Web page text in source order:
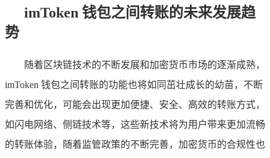
imToken 钱包之间转账的未来发展趋
势
随着区块链技术的不断发展和加密货币市场的逐渐成熟，
imToken 钱包之间转账的功能也将如同茁壮成长的幼苗，不断
完善和优化，可能会出现更加便捷、安全、高效的转账方式，
如闪电网络、侧链技术等，这些新技术将为用户带来更加流畅
的转账体验，随着监管政策的不断完善，加密货币的合规性也